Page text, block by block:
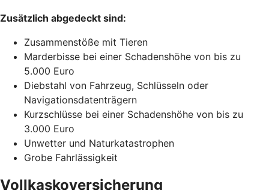
Zusätzlich abgedeckt sind:
Zusammenstöße mit Tieren
Marderbisse bei einer Schadenshöhe von bis zu
5.000 Euro
Diebstahl von Fahrzeug, Schlüsseln oder
Navigationsdatenträgern
Kurzschlüsse bei einer Schadenshöhe von bis zu
3.000 Euro
Unwetter und Naturkatastrophen
Grobe Fahrlässigkeit
Vollkaskoversicherung